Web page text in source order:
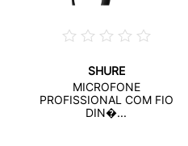
SHURE
MICROFONE
PROFISSIONAL COM FIO
DIN�...